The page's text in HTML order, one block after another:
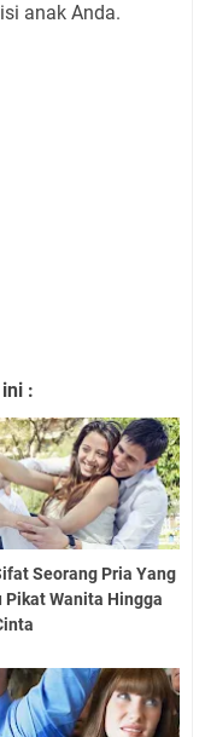
anak Anda.
:
Seorang Pria Yang
Pikat Wanita Hingga